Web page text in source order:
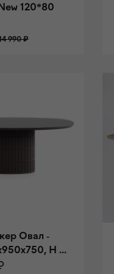
120*80
990 ₽
Овал -
H ...